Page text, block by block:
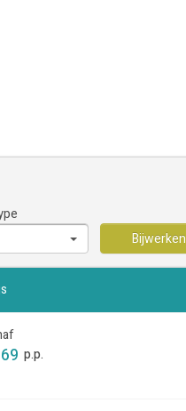
Bijwerken
p.p.